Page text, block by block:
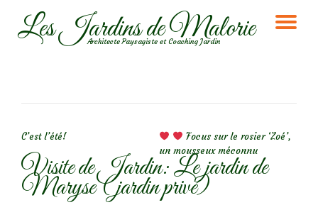
AllerLes Jardins de Malorie
Architecte Paysagiste et Coaching Jardin
C’est l’été!
Focus sur le rosier ‘Zoé’,
un mousseux méconnu
Visite de Jardin: Le jardin de
Maryse (jardin privé)